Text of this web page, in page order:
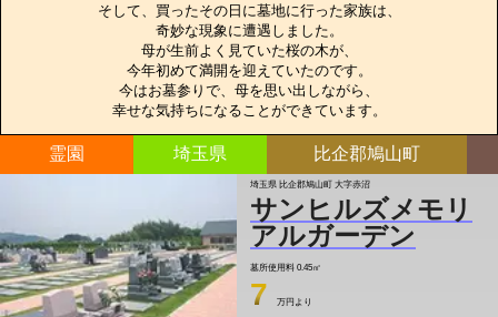
そして、買ったその日に墓地に行った家族は、
奇妙な現象に遭遇しました。
母が生前よく見ていた桜の木が、
今年初めて満開を迎えていたのです。
今はお墓参りで、母を思い出しながら、
幸せな気持ちになることができています。
霊園 埼玉県 比企郡鳩山町
埼玉県 比企郡鳩山町 大字赤沼
サンヒルズメモリ
アルガーデン
墓所使用料 0.45㎡
7 万円より